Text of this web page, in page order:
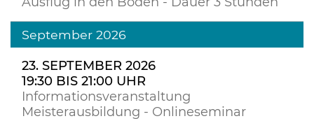
September 2026
23. SEPTEMBER 2026
19:30 BIS 21:00 UHR
Informationsveranstaltung
Meisterausbildung - Onlineseminar